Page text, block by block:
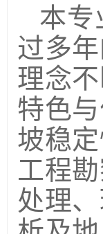
本专
过多
理念
特色
坡稳
工程
处理